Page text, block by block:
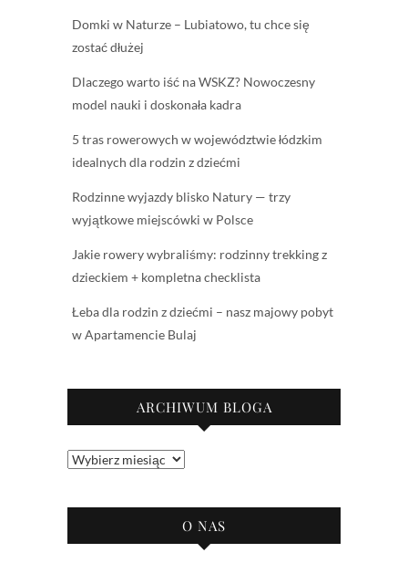
Domki w Naturze – Lubiatowo, tu chce się
zostać dłużej
Dlaczego warto iść na WSKZ? Nowoczesny
model nauki i doskonała kadra
5 tras rowerowych w województwie łódzkim
idealnych dla rodzin z dziećmi
Rodzinne wyjazdy blisko Natury — trzy
wyjątkowe miejscówki w Polsce
Jakie rowery wybraliśmy: rodzinny trekking z
dzieckiem + kompletna checklista
Łeba dla rodzin z dziećmi – nasz majowy pobyt
w Apartamencie Bulaj
ARCHIWUM BLOGA
Archiwum
O NAS